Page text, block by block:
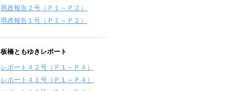
県政報告２号（Ｐ１～Ｐ２）
県政報告１号（Ｐ１～Ｐ２）
板橋ともゆきレポート
レポート４２号（Ｐ１～Ｐ４）
レポート４１号（Ｐ１～Ｐ４）